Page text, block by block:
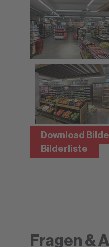
Download
Bilderliste
Fragen &